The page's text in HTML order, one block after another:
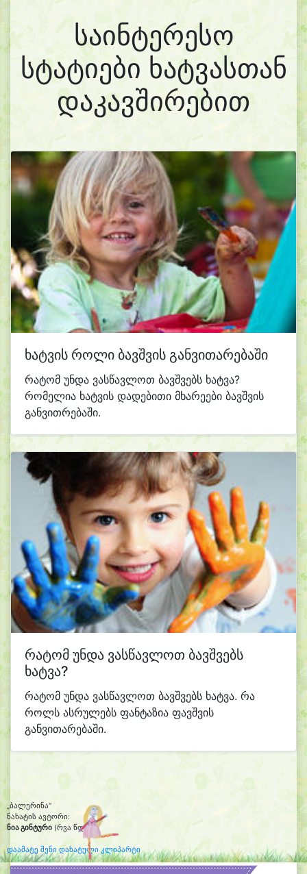
საინტერესო
სტატიები ხატვასთან
დაკავშირებით
ხატვის როლი ბავშვის განვითარებაში
რატომ უნდა ვასწავლოთ ბავშვებს ხატვა?
რომელია ხატვის დადებითი მხარეები ბავშვის
განვითრებაში.
რატომ უნდა ვასწავლოთ ბავშვებს
ხატვა?
რატომ უნდა ვასწავლოთ ბავშვებს ხატვა. რა
როლს ასრულებს ფანტაზია ფავშვის
განვითარებაში.
„ბალერინა“
ნახატის ავტორი:
ნია გინტური (რვა წლის)
დაამატე შენი დახატული კლიპარტი